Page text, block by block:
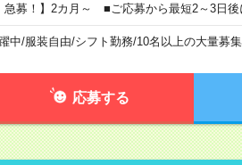
急募！】2カ月～ ■ご応募から最短2～3日後
中/服装自由/シフト勤務/10名以上の大量募集
応募する